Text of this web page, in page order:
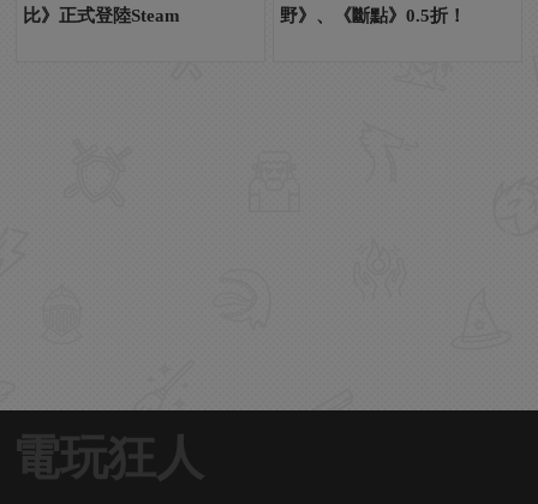
比》正式登陸Steam
野》、《斷點》0.5折！
電玩狂人